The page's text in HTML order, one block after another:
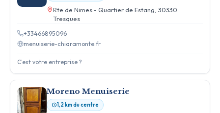
Rte de Nimes - Quartier de Estang, 30330
Tresques
+33466895096
menuiserie-chiaramonte.fr
C'est votre entreprise ?
Moreno Menuiserie
1,2 km du centre